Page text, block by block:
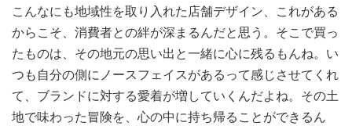
こんなにも地域性を取り入れた店舗デザイン、これがある
からこそ、消費者との絆が深まるんだと思う。そこで買っ
たものは、その地元の思い出と一緒に心に残るもんね。い
つも自分の側にノースフェイスがあるって感じさせてくれ
て、ブランドに対する愛着が増していくんだよね。その土
地で味わった冒険を、心の中に持ち帰ることができるん